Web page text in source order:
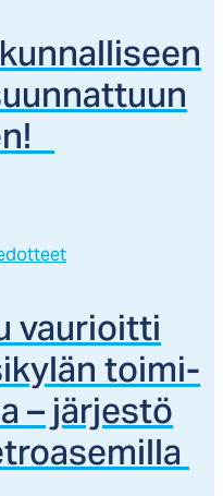
vau­rioit­ti
toi­mi­
– jär­jes­tö